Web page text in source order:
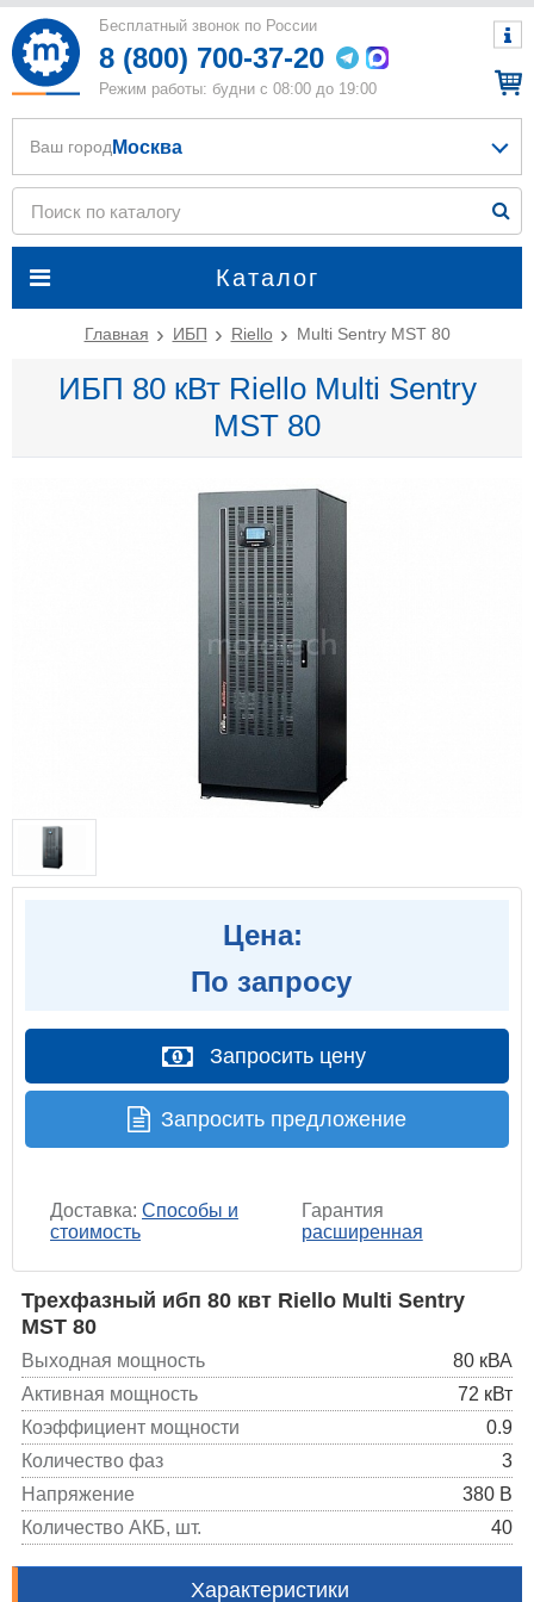
Бесплатный звонок по России
8 (800) 700-37-20
Режим работы: будни с 08:00 до 19:00
Каталог
Ваш город Москва
Главная ИБП Riello Multi Sentry MST 80
ИБП 80 кВт Riello Multi Sentry
MST 80
Цена:
По запросу
Запросить цену
Запросить предложение
Доставка: Способы и
стоимость
Гарантия
расширенная
Трехфазный ибп 80 квт Riello Multi Sentry
MST 80
Выходная мощность
80 кВА
Активная мощность
72 кВт
Коэффициент мощности
0.9
Количество фаз
3
Напряжение
380 В
Количество АКБ, шт.
40
Характеристики